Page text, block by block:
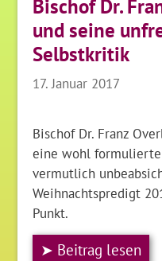
Bischof Dr.
und seine
Selbstkritik
17. Januar 2017
Bischof Dr. Franz
eine wohl
vermutlich
Weihnachtspredigt
Punkt.
➤ Beitrag lesen